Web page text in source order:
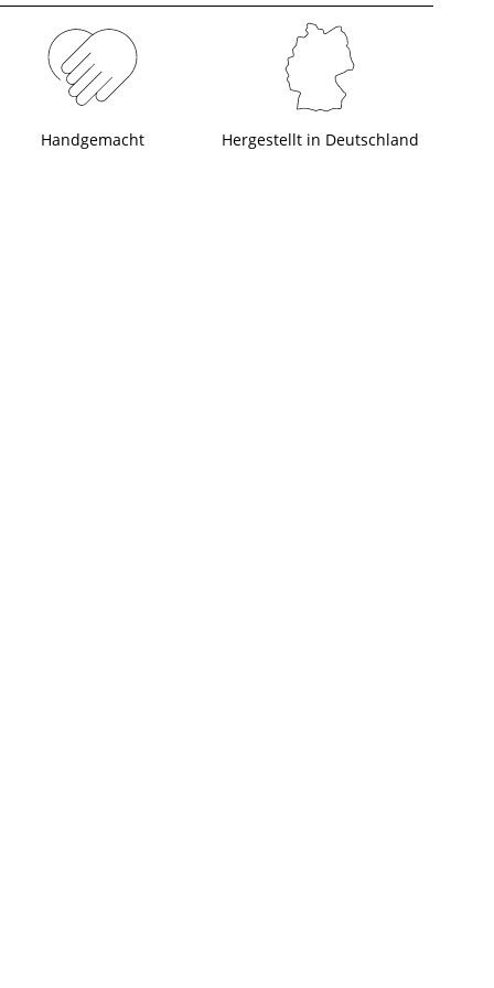
Handgemacht Hergestellt in Deutschland